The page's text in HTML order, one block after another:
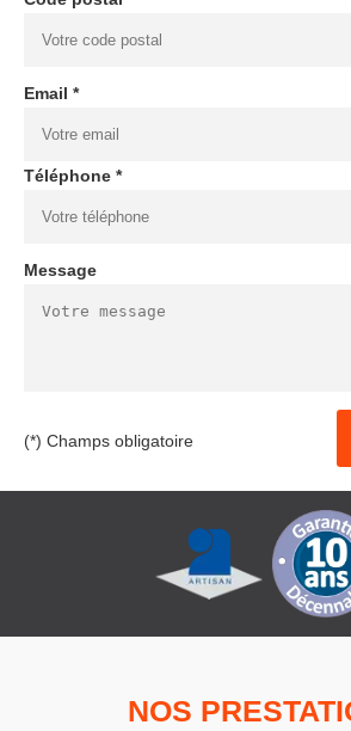
Email *
Téléphone *
Message
(*) Champs obligatoire
NOS